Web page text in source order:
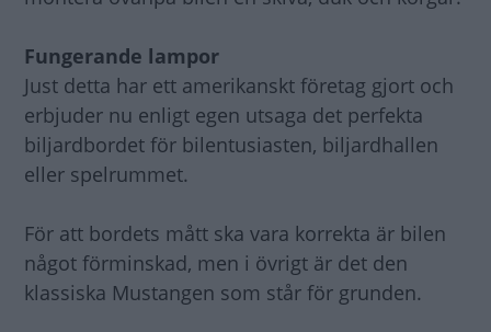
Fungerande lampor
Just detta har ett amerikanskt företag gjort och
erbjuder nu enligt egen utsaga det perfekta
biljardbordet för bilentusiasten, biljardhallen
eller spelrummet.
För att bordets mått ska vara korrekta är bilen
något förminskad, men i övrigt är det den
klassiska Mustangen som står för grunden.